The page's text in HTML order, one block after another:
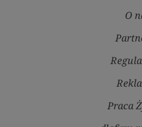
O
Praca